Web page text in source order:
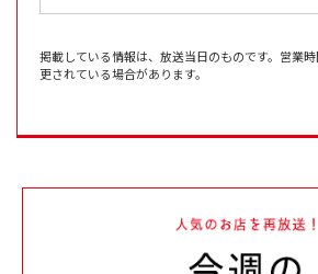
掲載している情報は、放送当日のものです。営業
更されている場合があります。